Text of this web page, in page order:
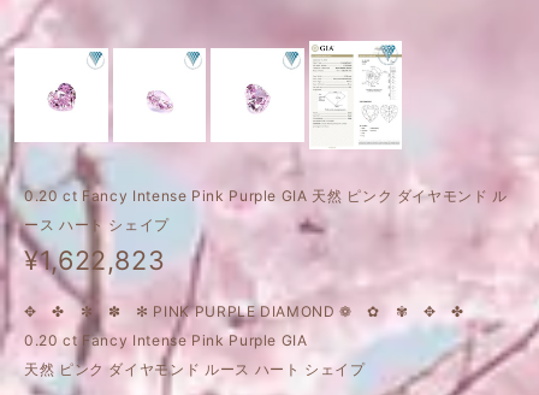
0.20 ct Fancy Intense Pink Purple GIA 天然 ピンク ダイヤモンド ル
ース ハート シェイプ
¥1,622,823
✥ ✤ ✼ ✽ ✻ PINK PURPLE DIAMOND ❁ ✿ ✾ ✥ ✤
0.20 ct Fancy Intense Pink Purple GIA
天然 ピンク ダイヤモンド ルース ハート シェイプ